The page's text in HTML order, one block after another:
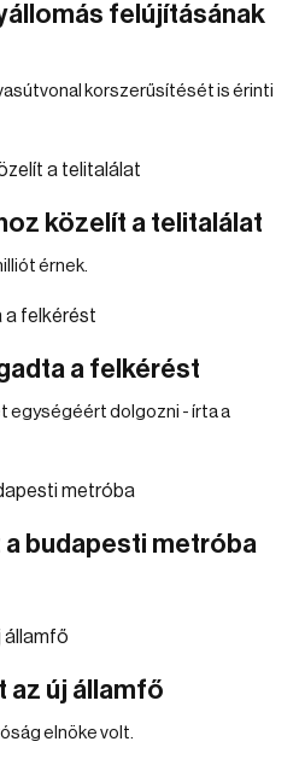
felújításának
korszerűsítését is érinti
közelít a telitalálat
érnek.
a felkérést
egységéért dolgozni - írta a
budapesti metróba
az új államfő
elnöke volt.